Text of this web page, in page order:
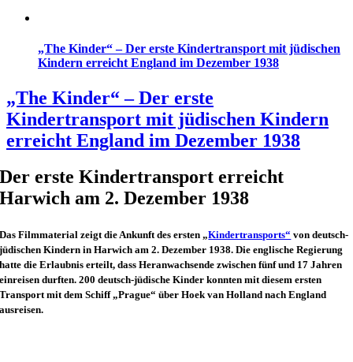
„The Kinder“ – Der erste Kindertransport mit jüdischen
Kindern erreicht England im Dezember 1938
„The Kinder“ – Der erste
Kindertransport mit jüdischen Kindern
erreicht England im Dezember 1938
Der erste Kindertransport erreicht
Harwich am 2. Dezember 1938
Das Filmmaterial zeigt die Ankunftdes ersten „Kindertransports“ von deutsch-
jüdischen Kindern in Harwich am 2. Dezember 1938. Die englische Regierung
hatte die Erlaubnis erteilt, dass Heranwachsende zwischen fünf und 17 Jahren
einreisen durften. 200 deutsch-jüdische Kinder konnten mit diesem ersten
Transport mit dem Schiff „Prague“ über Hoek van Holland nach England
ausreisen.